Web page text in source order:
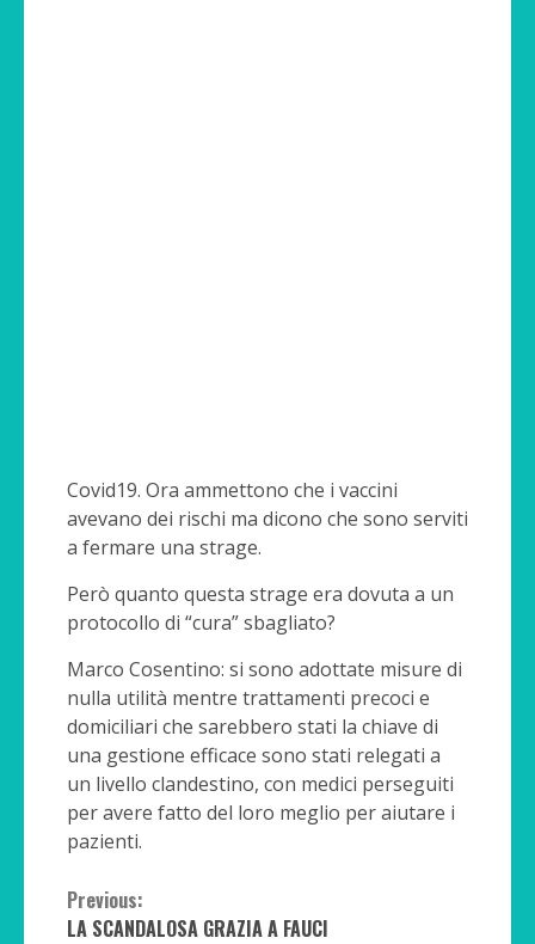
Covid19. Ora ammettono che i vaccini
avevano dei rischi ma dicono che sono serviti
a fermare una strage.
Però quanto questa strage era dovuta a un
protocollo di “cura” sbagliato?
Marco Cosentino: si sono adottate misure di
nulla utilità mentre trattamenti precoci e
domiciliari che sarebbero stati la chiave di
una gestione efficace sono stati relegati a
un livello clandestino, con medici perseguiti
per avere fatto del loro meglio per aiutare i
pazienti.
Continue
Previous:
LA SCANDALOSA GRAZIA A FAUCI